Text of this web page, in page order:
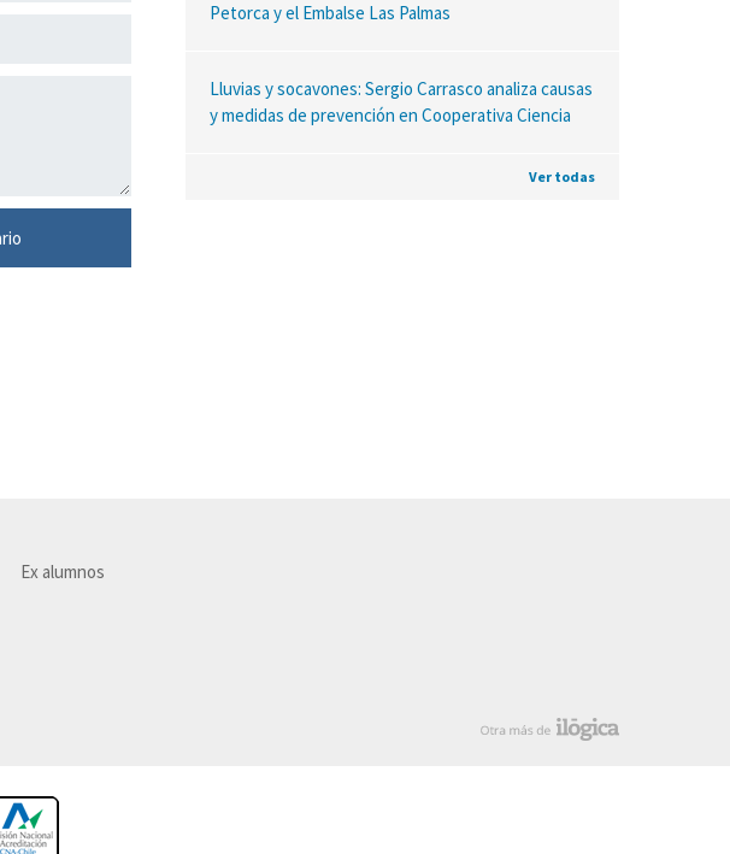
Petorca y el Embalse Las Palmas
Lluvias y socavones: Sergio Carrasco analiza causas
y medidas de prevención en Cooperativa Ciencia
Ver todas
Ex alumnos